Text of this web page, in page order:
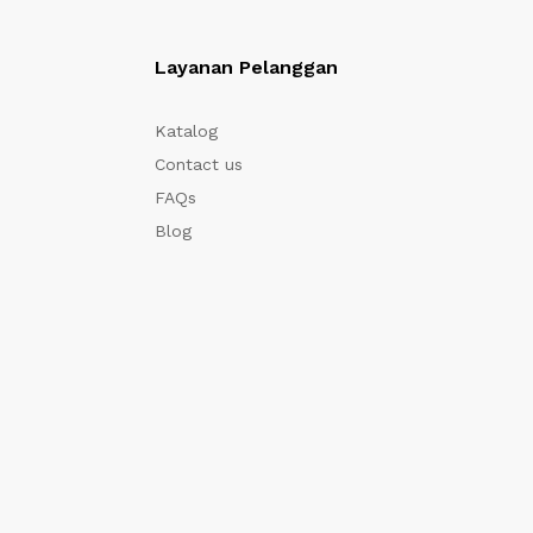
Layanan Pelanggan
Katalog
Contact us
FAQs
Blog